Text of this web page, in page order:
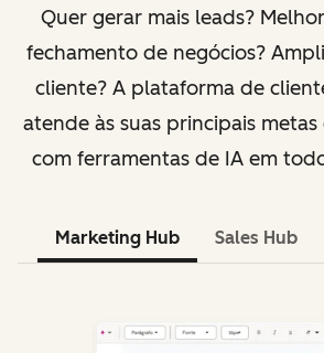
Quer gerar mais leads?
fechamento de negócios?
cliente? A plataforma de
atende às suas principais
com ferramentas de IA em
Marketing Hub Sales Hub